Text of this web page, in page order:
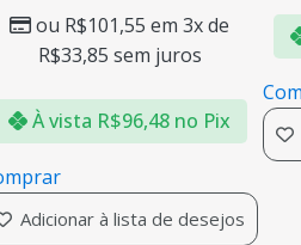
ou R$101,55 em 3x de
R$33,85 sem juros
À vista R$96,48 no Pix
Adicionar à lista de desejos